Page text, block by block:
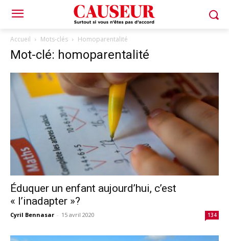
Accueil Mots-clés Homoparentalité
Mot-clé: homoparentalité
Éduquer un enfant aujourd’hui, c’est
« l’inadapter »?
Cyril Bennasar - 15 avril 2020 134